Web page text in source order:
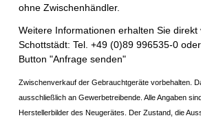
ohne Zwischenhändler.
Weitere Informationen erhalten Sie direkt
Schottstädt: Tel. +49 (0)89 996535-0
Button "Anfrage senden"
Zwischenverkauf der Gebrauchtgeräte vorbehalten.
ausschließlich an Gewerbetreibende. Alle Angaben
Herstellerbilder des Neugerätes. Der Zustand, die